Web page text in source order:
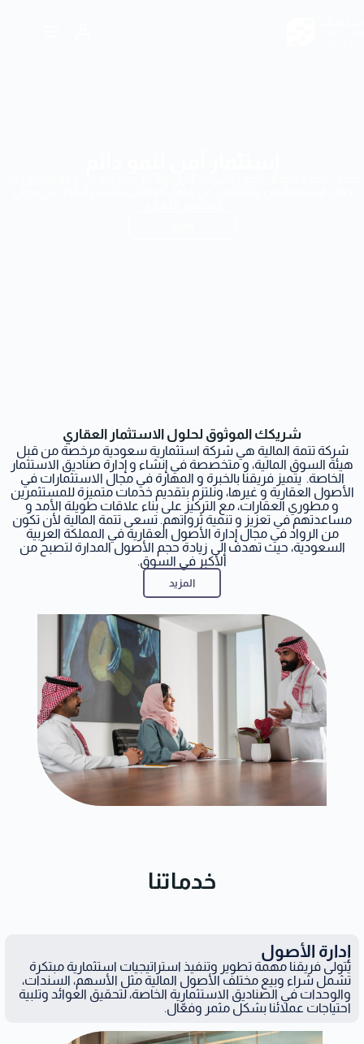
شريكك الموثوق لحلول الاستثمار العقاري
شركة تتمة المالية هي شركة استثمارية سعودية مرخصة من قبل
هيئة السوق المالية، و متخصصة في إنشاء و إدارة صناديق الاستثمار
الخاصة. يتميز فريقنا بالخبرة و المهارة في مجال الاستثمارات في
الأصول العقارية و غيرها، ونلتزم بتقديم خدمات متميزة للمستثمرين
و مطوري العقارات، مع التركيز على بناء علاقات طويلة الأمد و
مساعدتهم في تعزيز و تنمية ثرواتهم. تسعى تتمة المالية لأن تكون
من الرواد في مجال إدارة الأصول العقارية في المملكة العربية
السعودية، حيث تهدف إلى زيادة حجم الأصول المدارة لتصبح من
الأكبر في السوق.
المزيد
خدماتنا
إدارة الأصول
يتولى فريقنا مهمة تطوير وتنفيذ استراتيجيات استثمارية مبتكرة
تشمل شراء وبيع مختلف الأصول المالية مثل الأسهم، السندات،
والوحدات في الصناديق الاستثمارية الخاصة، لتحقيق العوائد وتلبية
احتياجات عملائنا بشكل مثمر وفعّال.